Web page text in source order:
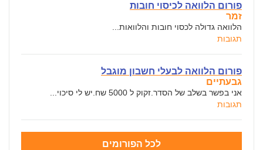
פורום הלוואה לכיסוי חובות
זמר
הלוואה גדולה לכסוי חובות והלוואות...
תגובות
פורום הלוואה לבעלי חשבון מוגבל
גבעתיים
אני בפשר בשלב של הסדר.זקוק ל 5000 שח.יש לי סיכוי...
תגובות
לכל הפורומים